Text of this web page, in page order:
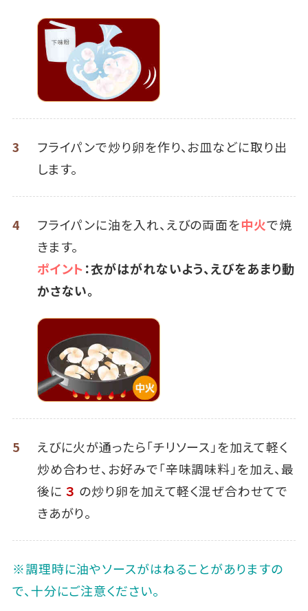
3
フライパンで炒り卵を作り、お皿などに取り出
します。
4 フライパンに油を入れ、えびの両面を中火で焼
きます。
ポイント：衣がはがれないよう、えびをあまり動
かさない。
5
えびに火が通ったら「チリソース」を加えて軽く
炒め合わせ、お好みで「辛味調味料」を加え、最
後に ３ の炒り卵を加えて軽く混ぜ合わせてで
きあがり。
※調理時に油やソースがはねることがありますの
で、十分にご注意ください。